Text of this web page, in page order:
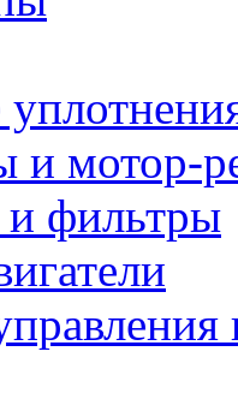
и мотор-
фильтры